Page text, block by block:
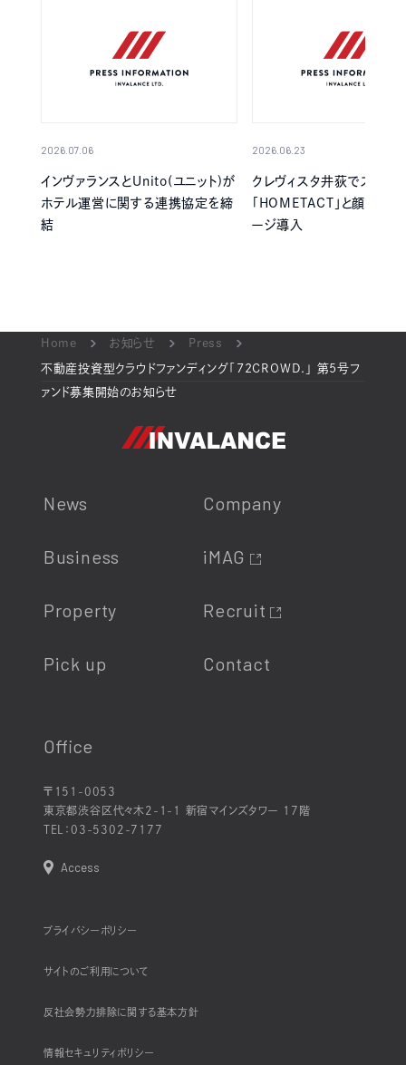
2026.07.06
インヴァランスとUnito(ユニット)が
ホテル運営に関する連携協定を締
結
2026.06.23
クレヴィスタ井荻でスマー
「HOMETACT」と顔認証
ージ導入
Home お知らせ Press
不動産投資型クラウドファンディング「72CROWD.」 第5号フ
ァンド募集開始のお知らせ
News
Business
Property
Pick up
Company
iMAG
Recruit
Contact
Office
〒151-0053
東京都渋谷区代々木2-1-1 新宿マインズタワー 17階
TEL： 03-5302-7177
Access
プライバシーポリシー
サイトのご利用について
反社会勢力排除に関する基本方針
情報セキュリティポリシー